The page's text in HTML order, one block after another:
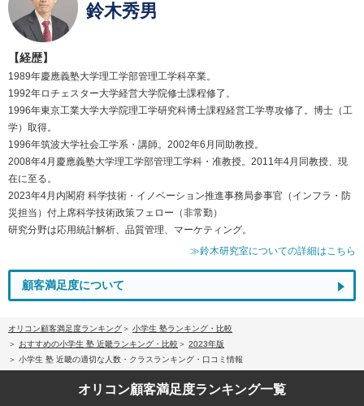
鈴木秀男
【経歴】
1989年慶應義塾大学理工学部管理工学科卒業。
1992年ロチェスター大学経営大学院修士課程修了。
1996年東京工業大学大学院理工学研究科博士課程経営工学専攻修了。博士（工
学）取得。
1996年筑波大学社会工学系・講師。2002年6月同助教授。
2008年4月慶應義塾大学理工学部管理工学科・准教授。2011年4月同教授、現
在に至る。
2023年4月内閣府 科学技術・イノベーション推進事務局参事官（インフラ・防
災担当）付上席科学技術政策フェロー（非常勤）
研究分野は応用統計解析、品質管理、マーケティング。
≫鈴木研究室についての詳細はこちら
顧客満足度について
オリコン顧客満足度ランキング
小学生 塾ランキング・比較
おすすめの小学生 塾 近畿ランキング・比較
2023年版
小学生 塾 近畿の適切な人数・クラスランキング・口コミ情報
オリコン顧客満足度ランキング一覧